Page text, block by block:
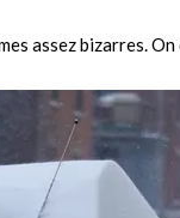
assez bizarres.